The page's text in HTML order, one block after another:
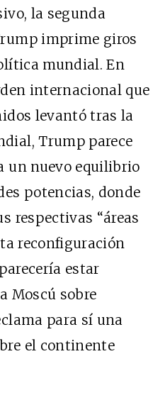
la segunda
imprime giros
mundial. En
internacional que
levantó tras la
Trump parece
un nuevo equilibrio
potencias, donde
respectivas “áreas
reconfiguración
estar
Moscú sobre
para sí una
el continente